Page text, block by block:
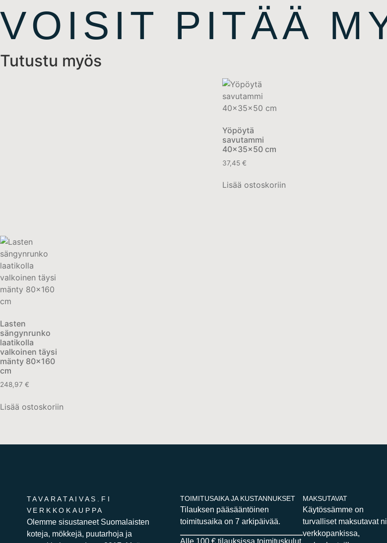
VOISIT PITÄÄ
Tutustu myös
Yöpöytä
savutammi
40x35x50 cm
37,45 €
Lisää ostoskoriin
Lasten
sängynrunko
laatikolla
valkoinen täysi
mänty 80×160
cm
248,97 €
Lisää ostoskoriin
TAVARATAIVAS.FI
VERKKOKAUPPA
Olemme sisustaneet Suomalaisten
koteja, mökkejä, puutarhoja ja
TOIMITUSAIKA JA KUSTANNUKSET
Tilauksen pääsääntöinen
toimitusaika on 7 arkipäivää.
MAKSUTAVAT
Käytössämme on
turvalliset maksutavat
verkkopankissa,